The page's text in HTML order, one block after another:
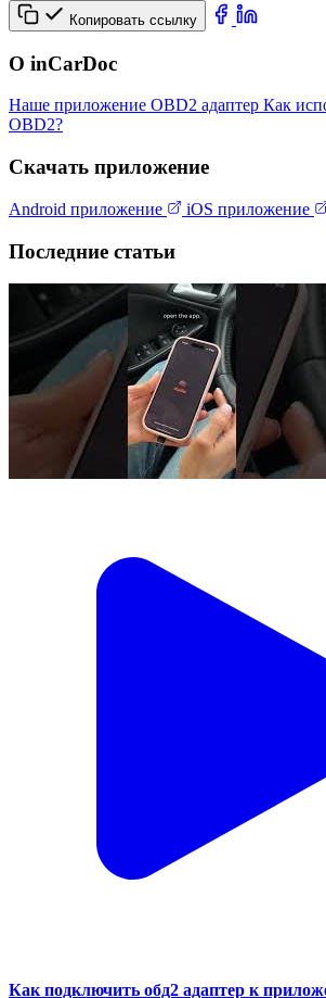
Копировать ссылку
О inCarDoc
Наше приложение OBD2 адаптер Как
OBD2?
Скачать приложение
Android приложение iOS приложение
Последние статьи
Как подключить обд2 адаптер к